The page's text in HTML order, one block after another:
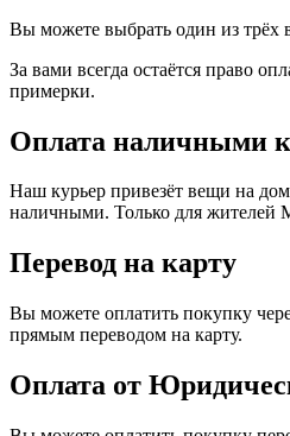
Вы можете выбрать один из трёх
За вами всегда остаётся право
примерки.
Оплата наличными
Наш курьер привезёт вещи на
наличными. Только для жителей
Перевод на карту
Вы можете оплатить покупку
прямым переводом на карту.
Оплата от